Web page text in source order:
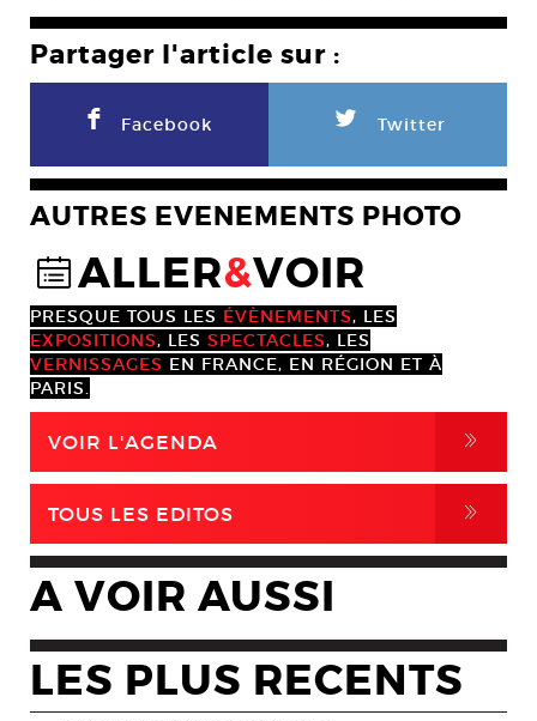
Partager l'article sur :
F Facebook L Twitter
AUTRES EVENEMENTS PHOTO
@ALLER&VOIR
PRESQUE TOUS LES ÉVÈNEMENTS, LES
EXPOSITIONS, LES SPECTACLES, LES
VERNISSAGES EN FRANCE, EN RÉGION ET À
PARIS.
VOIR L'AGENDA ,
TOUS LES EDITOS ,
A VOIR AUSSI
LES PLUS RECENTS